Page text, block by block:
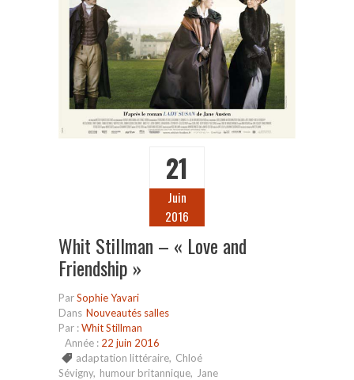
21
Juin
2016
Whit Stillman – « Love and
Friendship »
ParSophie Yavari
Dans Nouveautés salles
Par :Whit Stillman
Année : 22 juin 2016
adaptation littéraire, Chloé
Sévigny, humour britannique, Jane